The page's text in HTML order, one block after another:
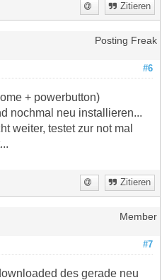
Zitieren
Posting Freak
#6
+ powerbutton)
nochmal neu installieren...
weiter, testet zur not mal
Zitieren
Member
#7
des gerade neu